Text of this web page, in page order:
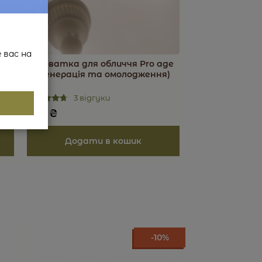
Сироватка для обличчя Pro age
(регенерація та омолодження)
3 відгуки
595 ₴
-10%
вас на